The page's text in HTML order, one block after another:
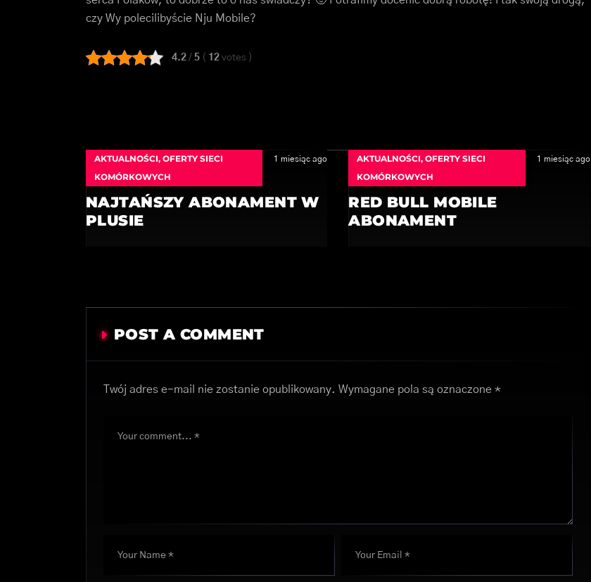
czy Wy polecilibyście Nju Mobile?
4.2 / 5 ( 12 votes )
AKTUALNOŚCI, OFERTY SIECI
KOMÓRKOWYCH
1 miesiąc ago
NAJTAŃSZY ABONAMENT W
PLUSIE
AKTUALNOŚCI,OFERTY SIECI
KOMÓRKOWYCH
1 miesiąc ago
RED BULL MOBILE
ABONAMENT
POST A COMMENT
Twój adres e-mail nie zostanie opublikowany. Wymagane pola są oznaczone *